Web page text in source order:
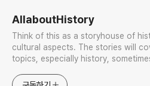
AllaboutHistory
Think of this as a storyhouse of
cultural aspects. The stories will
topics, especially history,
approach will be to resist any